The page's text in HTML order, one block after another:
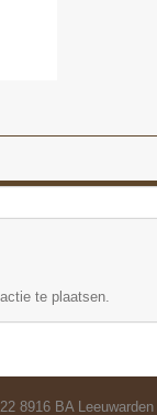
te plaatsen.
8916 BA Leeuwarden